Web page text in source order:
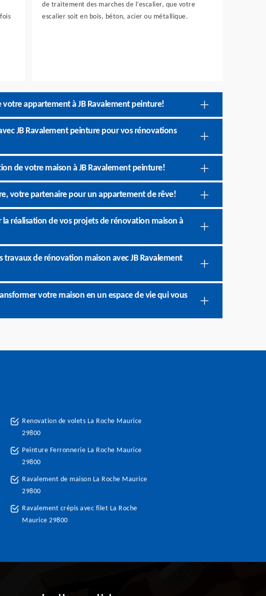
de traitement des marches de l’escalier, que votre
escalier soit en bois, béton, acier ou métallique.
appartement à JB Ravalement peinture!
JB Ravalement peinture pour vos rénovations
de votre maison à JB Ravalement peinture!
votre partenaire pour un appartement de rêve!
réalisation de vos projets de rénovation maison à
de rénovation maison avec JB Ravalement
votre maison en un espace de vie qui vous
Renovation de volets La Roche Maurice
29800
Peinture Ferronnerie La Roche Maurice
29800
Ravalement de maison La Roche Maurice
29800
Ravalement crépis avec filet La Roche
Maurice 29800